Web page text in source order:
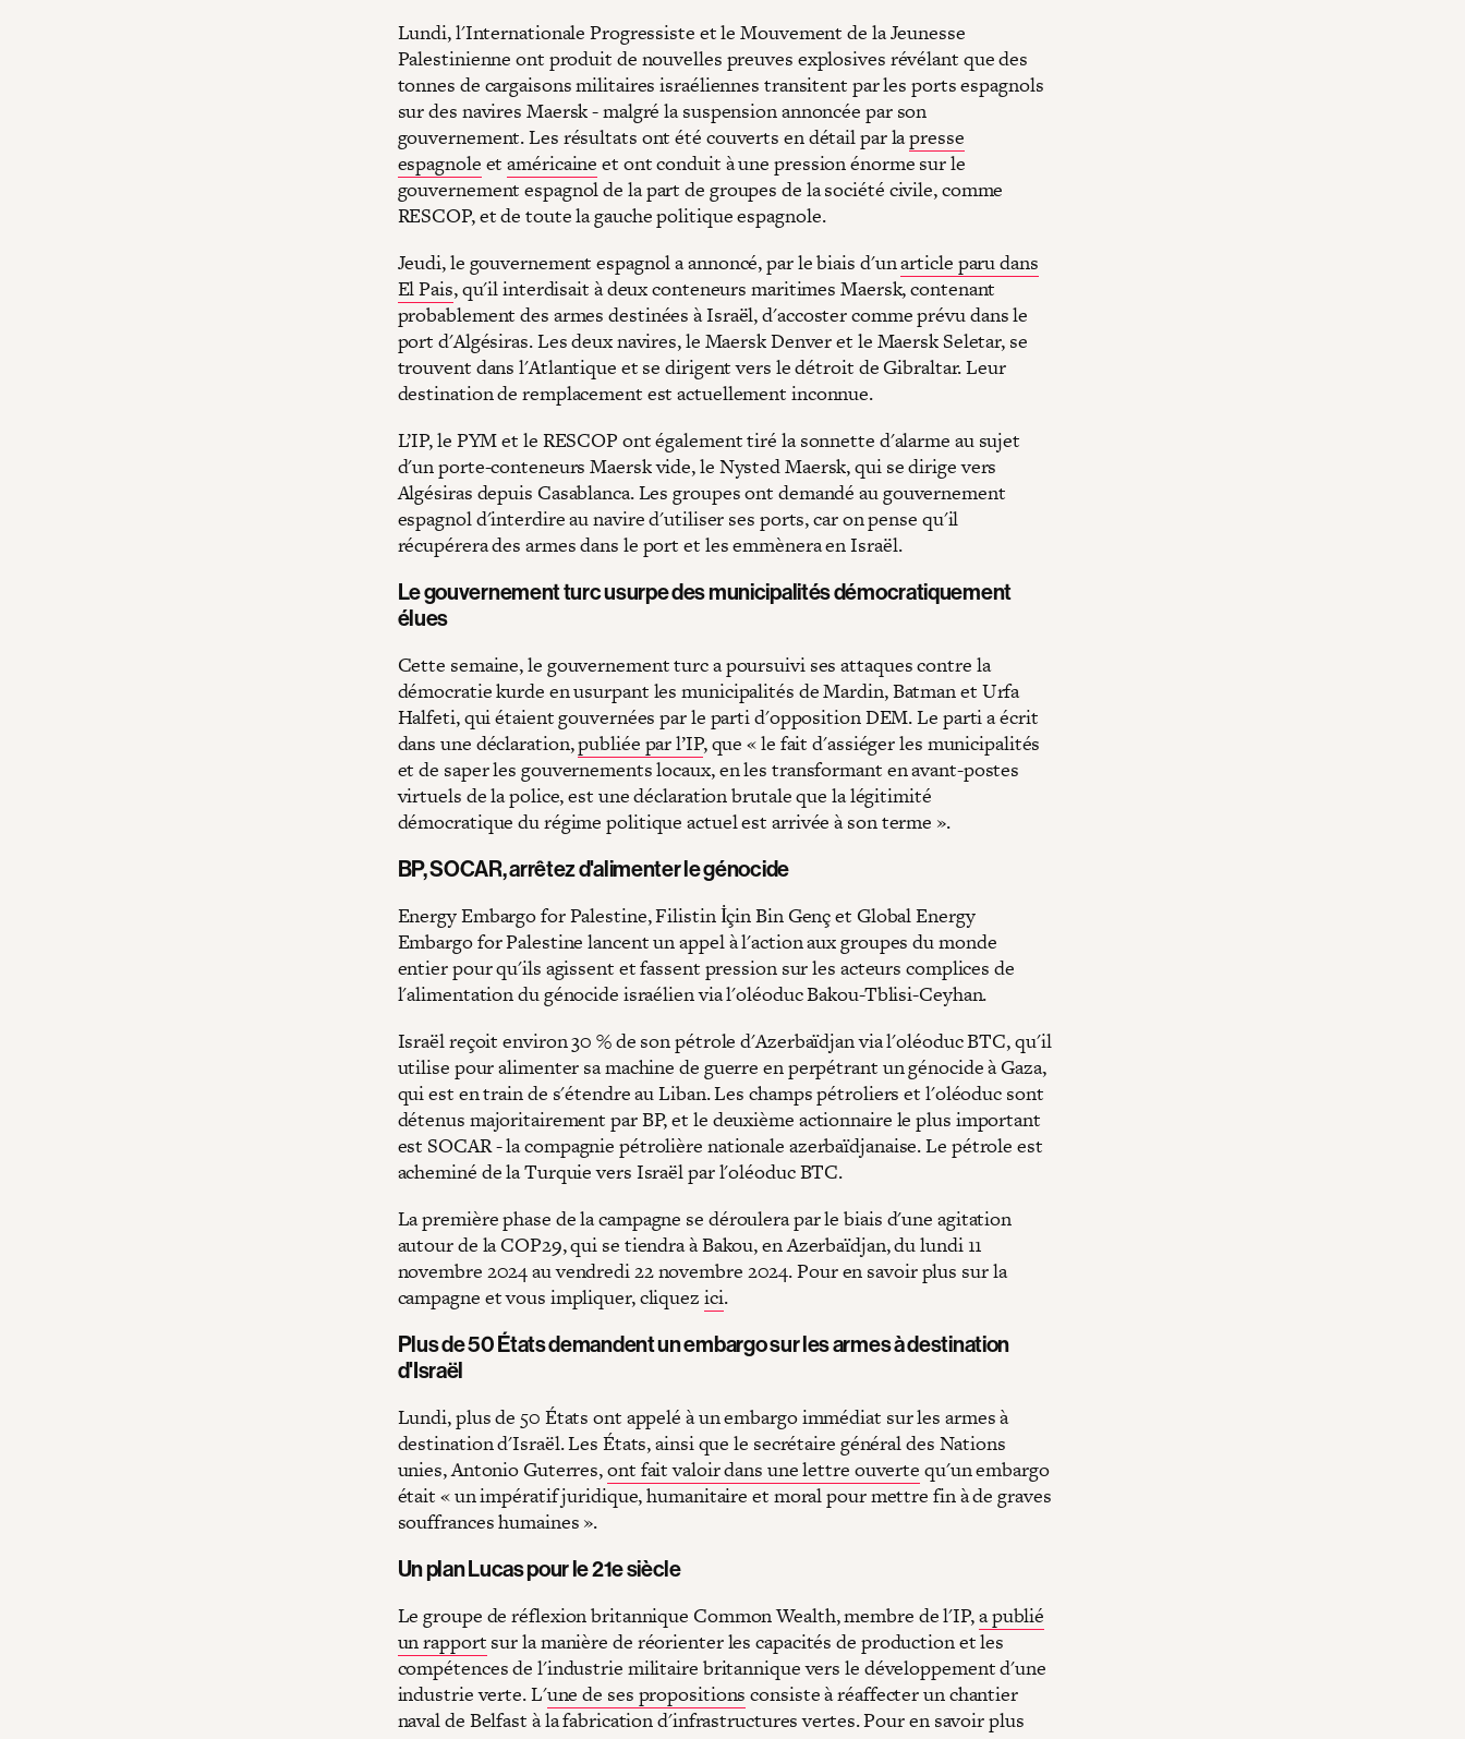
Lundi, l'Internationale Progressiste et le Mouvement de la Jeunesse
Palestinienne ont produit de nouvelles preuves explosives révélant que des
tonnes de cargaisons militaires israéliennes transitent par les ports espagnols
sur des navires Maersk - malgré la suspension annoncée par son
gouvernement. Les résultats ont été couverts en détail par lapresse
espagnole etaméricaine et ont conduit à une pression énorme sur le
gouvernement espagnol de la part de groupes de la société civile, comme
RESCOP, et de toute la gauche politique espagnole.
Jeudi, le gouvernement espagnol a annoncé, par le biais d'unarticle paru dans
El Pais, qu'il interdisait à deux conteneurs maritimes Maersk, contenant
probablement des armes destinées à Israël, d'accoster comme prévu dans le
port d'Algésiras. Les deux navires, le Maersk Denver et le Maersk Seletar, se
trouvent dans l'Atlantique et se dirigent vers le détroit de Gibraltar. Leur
destination de remplacement est actuellement inconnue.
L’IP, le PYM et le RESCOP ont également tiré la sonnette d'alarme au sujet
d'un porte-conteneurs Maersk vide, le Nysted Maersk, qui se dirige vers
Algésiras depuis Casablanca. Les groupes ont demandé au gouvernement
espagnol d'interdire au navire d'utiliser ses ports, car on pense qu'il
récupérera des armes dans le port et les emmènera en Israël.
Le gouvernement turc usurpe des municipalités démocratiquement
élues
Cette semaine, le gouvernement turc a poursuivi ses attaques contre la
démocratie kurde en usurpant les municipalités de Mardin, Batman et Urfa
Halfeti, qui étaient gouvernées par le parti d'opposition DEM. Le parti a écrit
dans une déclaration,publiée par l’IP, que « le fait d'assiéger les municipalités
et de saper les gouvernements locaux, en les transformant en avant-postes
virtuels de la police, est une déclaration brutale que la légitimité
démocratique du régime politique actuel est arrivée à son terme ».
BP, SOCAR, arrêtez d'alimenter le génocide
Energy Embargo for Palestine, Filistin İçin Bin Genç et Global Energy
Embargo for Palestine lancent un appel à l'action aux groupes du monde
entier pour qu'ils agissent et fassent pression sur les acteurs complices de
l'alimentation du génocide israélien via l'oléoduc Bakou-Tblisi-Ceyhan.
Israël reçoit environ 30 % de son pétrole d'Azerbaïdjan via l'oléoduc BTC, qu'il
utilise pour alimenter sa machine de guerre en perpétrant un génocide à Gaza,
qui est en train de s'étendre au Liban. Les champs pétroliers et l'oléoduc sont
détenus majoritairement par BP, et le deuxième actionnaire le plus important
est SOCAR - la compagnie pétrolière nationale azerbaïdjanaise. Le pétrole est
acheminé de la Turquie vers Israël par l'oléoduc BTC.
La première phase de la campagne se déroulera par le biais d'une agitation
autour de la COP29, qui se tiendra à Bakou, en Azerbaïdjan, du lundi 11
novembre 2024 au vendredi 22 novembre 2024. Pour en savoir plus sur la
campagne et vous impliquer, cliquez ici.
Plus de 50 États demandent un embargo sur les armes à destination
d'Israël
Lundi, plus de 50 États ont appelé à un embargo immédiat sur les armes à
destination d'Israël. Les États, ainsi que le secrétaire général des Nations
unies, Antonio Guterres,ont fait valoir dans une lettre ouverte qu'un embargo
était « un impératif juridique, humanitaire et moral pour mettre fin à de graves
souffrances humaines ».
Un plan Lucas pour le 21e siècle
Le groupe de réflexion britannique Common Wealth, membre de l'IP,a publié
un rapport sur la manière de réorienter les capacités de production et les
compétences de l'industrie militaire britannique vers le développement d'une
industrie verte. L'une de ses propositions consiste à réaffecter un chantier
naval de Belfast à la fabrication d'infrastructures vertes. Pour en savoir plus